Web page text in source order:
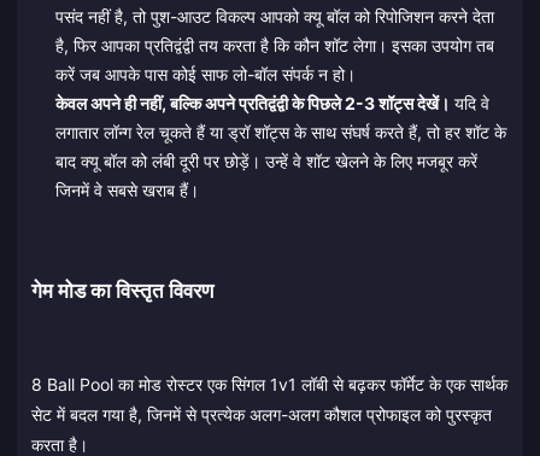
पसंद नहीं है, तो पुश-आउट विकल्प आपको क्यू बॉल को रिपोजिशन करने देता
है, फिर आपका प्रतिद्वंद्वी तय करता है कि कौन शॉट लेगा। इसका उपयोग तब
करें जब आपके पास कोई साफ लो-बॉल संपर्क न हो।
केवल अपने ही नहीं, बल्कि अपने प्रतिद्वंद्वी के पिछले 2-3 शॉट्स देखें। यदि वे
लगातार लॉन्ग रेल चूकते हैं या ड्रॉ शॉट्स के साथ संघर्ष करते हैं, तो हर शॉट के
बाद क्यू बॉल को लंबी दूरी पर छोड़ें। उन्हें वे शॉट खेलने के लिए मजबूर करें
जिनमें वे सबसे खराब हैं।
गेम मोड का विस्तृत विवरण
8 Ball Pool का मोड रोस्टर एक सिंगल 1v1 लॉबी से बढ़कर फॉर्मेट के एक सार्थक
सेट में बदल गया है, जिनमें से प्रत्येक अलग-अलग कौशल प्रोफाइल को पुरस्कृत
करता है।